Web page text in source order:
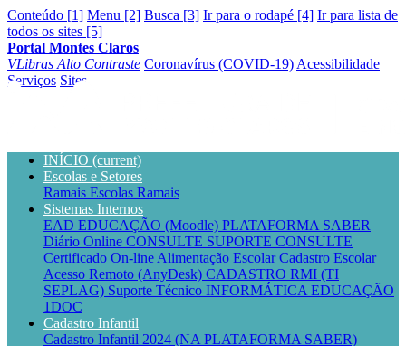
Conteúdo [1] Menu [2] Busca [3] Ir para o rodapé [4] Ir para lista de
todos os sites [5]
Portal Montes Claros
VLibras Alto Contraste Coronavírus (COVID-19) Acessibilidade
Serviços Sites
INÍCIO (current)
Escolas e Setores
Ramais Escolas Ramais
Sistemas Internos
EAD EDUCAÇÃO (Moodle) PLATAFORMA SABER
Diário Online CONSULTE SUPORTE CONSULTE
Certificado On-line Alimentação EscolarCadastro Escolar
Acesso Remoto (AnyDesk) CADASTRO RMI (TI
SEPLAG) Suporte Técnico INFORMÁTICA EDUCAÇÃO
1DOC
Cadastro Infantil
Cadastro Infantil 2024 (NA PLATAFORMA SABER)